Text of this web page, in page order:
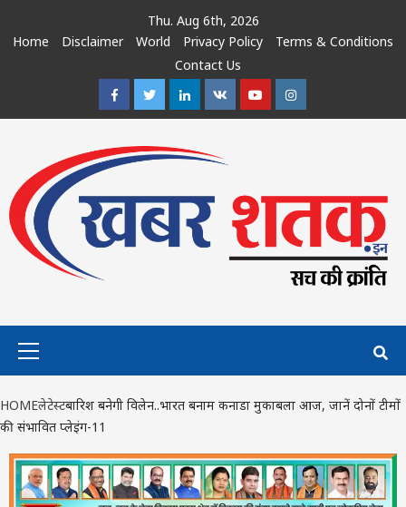
Thu. Aug 6th, 2026
Home
Disclaimer World Privacy Policy
Terms & Conditions
Contact Us
FacebookTwitterLinkedin
VK YoutubeInstagram
HOMEलेटेस्टबारिश बनेगी विलेन..भारत बनाम कनाडा मुकाबला आज, जानें दोनों टीमों
की संभावित प्लेइंग-11